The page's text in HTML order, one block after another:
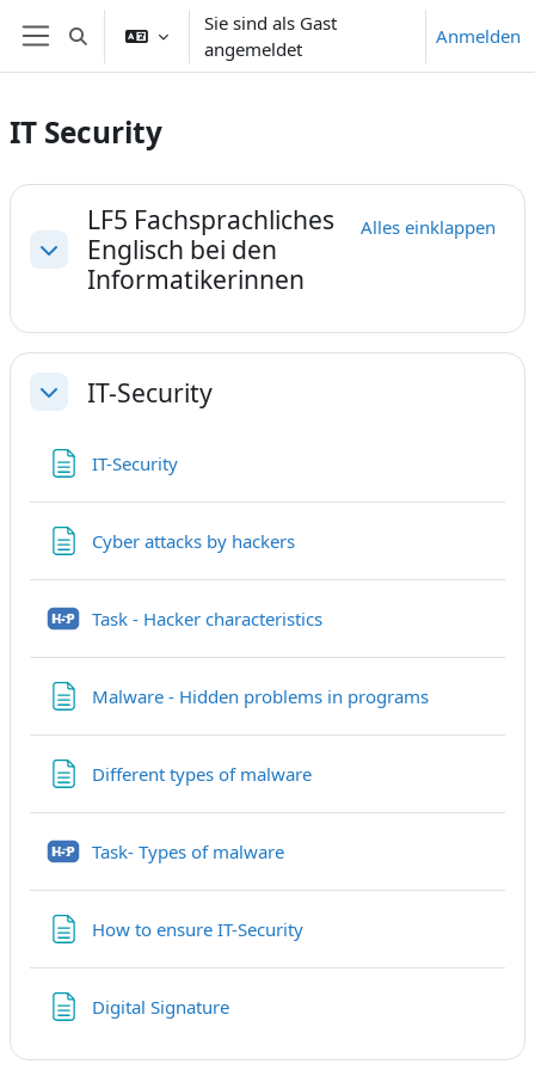
Zum Hauptinhalt
Website-Übersicht
Sucheingabe umschalten
Sie sind als Gast
angemeldet
Anmelden
IT Security
Abschnittsübersicht
Einklappen
LF5 Fachsprachliches
Englisch bei den
Informatikerinnen
Alles einklappen
Einklappen
IT-Security
IT-SecurityTextseite
Cyber attacks by hackersTextseite
Task - Hacker characteristicsH5P
Malware - Hidden problems in programsTextseite
Different types of malwareTextseite
Task- Types of malwareH5P
How to ensure IT-SecurityTextseite
Digital SignatureTextseite